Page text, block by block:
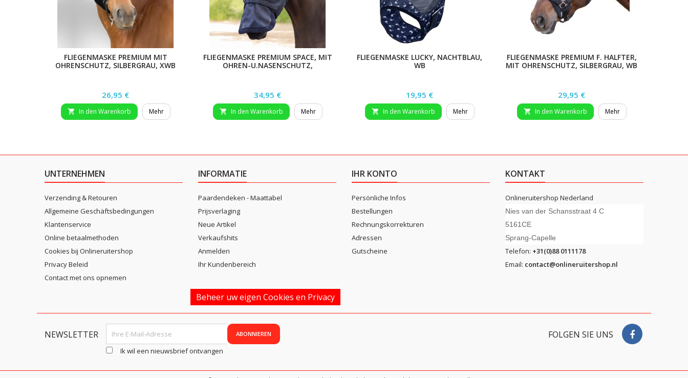
FLIEGENMASKE PREMIUM MIT
OHRENSCHUTZ, SILBERGRAU, XWB
Preis
26,95 €
 In den Warenkorb Mehr
FLIEGENMASKE PREMIUM SPACE, MIT
OHREN-U.NASENSCHUTZ,
Preis
34,95 €
 In den Warenkorb Mehr
FLIEGENMASKE LUCKY, NACHTBLAU,
WB
Preis
19,95 €
 In den Warenkorb Mehr
FLIEGENMASKE PREMIUM F. HALFTER,
MIT OHRENSCHUTZ, SILBERGRAU, WB
Preis
29,95 €
 In den Warenkorb Mehr
UNTERNEHMEN
Verzending & Retouren
Allgemeine Geschäftsbedingungen
Klantenservice
Online betaalmethoden
Cookies bij Onlineruitershop
Privacy Beleid
Contact met ons opnemen
INFORMATIE
Paardendeken - Maattabel
Prijsverlaging
Neue Artikel
Verkaufshits
Anmelden
Ihr Kundenbereich
IHR KONTO
Persönliche Infos
Bestellungen
Rechnungskorrekturen
Adressen
Gutscheine
KONTAKT
Onlineruitershop Nederland
Nies van der Schansstraat 4 C
5161CE
Sprang-Capelle
Telefon: +31(0)88 0111178
Email: contact@onlineruitershop.nl
Beheer uw eigen Cookies en Privacy
NEWSLETTER
Ik wil een nieuwsbrief ontvangen
FOLGEN SIE UNS